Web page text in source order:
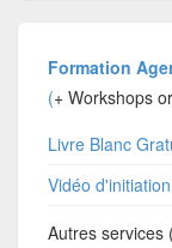
Formation
(+ Workshops
Livre Blanc
Vidéo
Autres services